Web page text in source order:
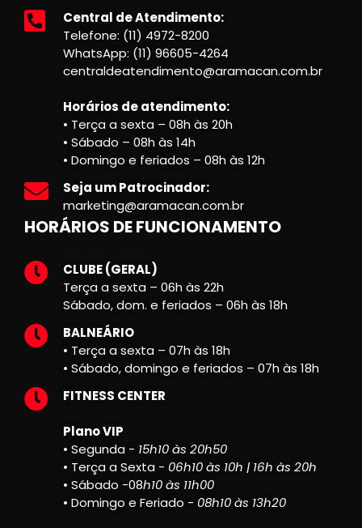
Central de Atendimento:
Telefone: (11) 4972-8200
WhatsApp: (11) 96605-4264
centraldeatendimento@aramacan.com.br
Horários de atendimento:
• Terça a sexta – 08h às 20h
• Sábado – 08h às 14h
• Domingo e feriados – 08h às 12h
Seja um Patrocinador:
marketing@aramacan.com.br
HORÁRIOS DE FUNCIONAMENTO
CLUBE (GERAL)
Terça a sexta – 06h às 22h
Sábado, dom. e feriados – 06h às 18h
BALNEÁRIO
• Terça a sexta – 07h às 18h
• Sábado, domingo e feriados – 07h às 18h
FITNESS CENTER
Plano VIP
• Segunda - 15h10 às 20h50
• Terça a Sexta - 06h10 às 10h | 16h às 20h
• Sábado -08h10 às 11h00
• Domingo e Feriado - 08h10 às 13h20